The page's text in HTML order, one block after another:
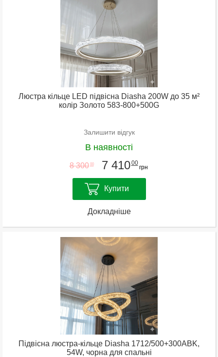
Люстра кільце LED підвісна Diasha 200W до 35 м²
колір Золото 583-800+500G
Залишити відгук
В наявності
8 300 00 7 41000
грн
Купити
Докладніше
Підвісна люстра-кільце Diasha 1712/500+300ABK,
54W, чорна для спальні